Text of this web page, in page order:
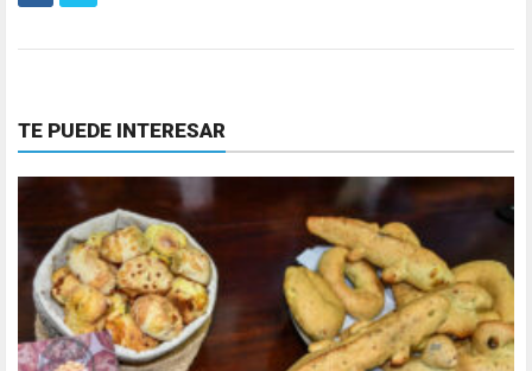
TE PUEDE INTERESAR